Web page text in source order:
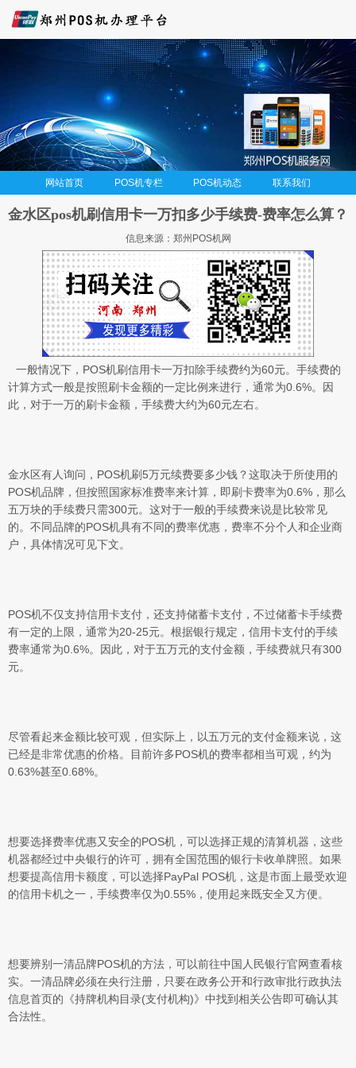
网站首页 POS机专栏 POS机动态 联系我们
金水区pos机刷信用卡一万扣多少手续费-费率怎么算？
信息来源：郑州POS机网
一般情况下，POS机刷信用卡一万扣除手续费约为60元。手续费的
计算方式一般是按照刷卡金额的一定比例来进行，通常为0.6%。因
此，对于一万的刷卡金额，手续费大约为60元左右。
金水区有人询问，POS机刷5万元续费要多少钱？这取决于所使用的
POS机品牌，但按照国家标准费率来计算，即刷卡费率为0.6%，那么
五万块的手续费只需300元。这对于一般的手续费来说是比较常见
的。不同品牌的POS机具有不同的费率优惠，费率不分个人和企业商
户，具体情况可见下文。
POS机不仅支持信用卡支付，还支持储蓄卡支付，不过储蓄卡手续费
有一定的上限，通常为20-25元。根据银行规定，信用卡支付的手续
费率通常为0.6%。因此，对于五万元的支付金额，手续费就只有300
元。
尽管看起来金额比较可观，但实际上，以五万元的支付金额来说，这
已经是非常优惠的价格。目前许多POS机的费率都相当可观，约为
0.63%甚至0.68%。
想要选择费率优惠又安全的POS机，可以选择正规的清算机器，这些
机器都经过中央银行的许可，拥有全国范围的银行卡收单牌照。如果
想要提高信用卡额度，可以选择PayPal POS机，这是市面上最受欢迎
的信用卡机之一，手续费率仅为0.55%，使用起来既安全又方便。
想要辨别一清品牌POS机的方法，可以前往中国人民银行官网查看核
实。一清品牌必须在央行注册，只要在政务公开和行政审批行政执法
信息首页的《持牌机构目录(支付机构)》中找到相关公告即可确认其
合法性。